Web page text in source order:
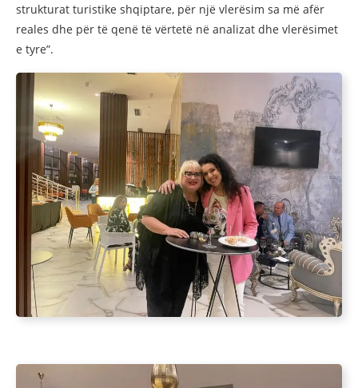
strukturat turistike shqiptare, për një vlerësim sa më afër
reales dhe për të qenë të vërtetë në analizat dhe vlerësimet
e tyre”.